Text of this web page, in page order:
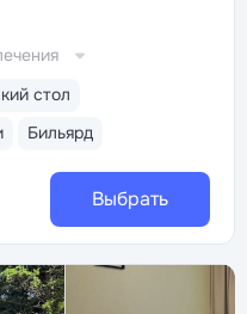
стол
Бильярд
Выбрать